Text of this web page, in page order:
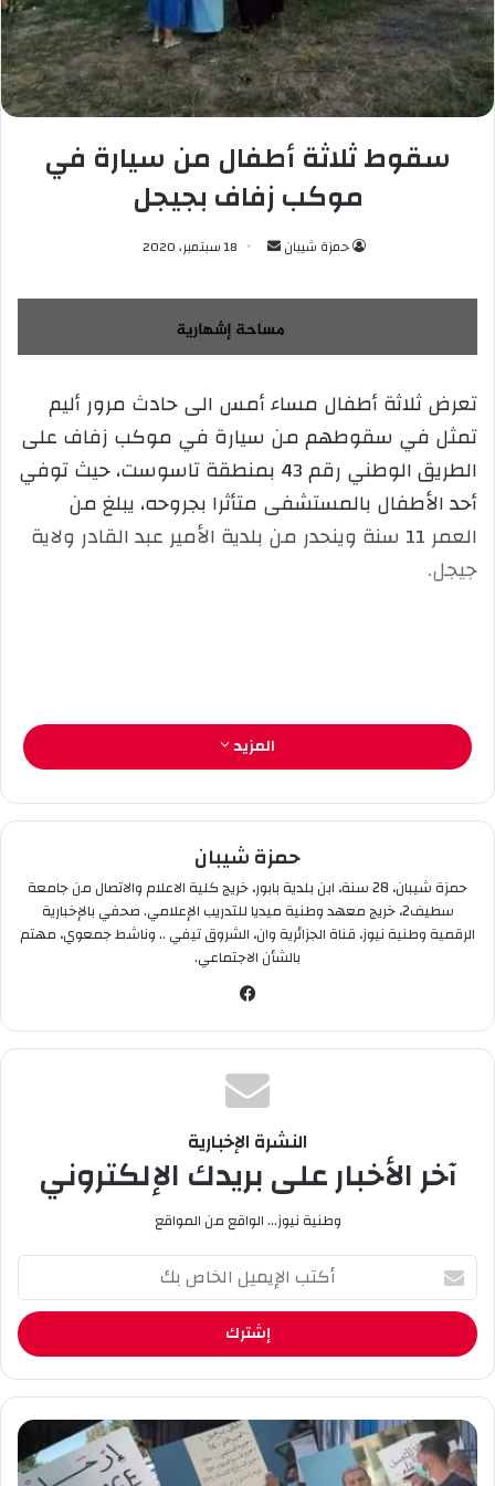
سقوط ثلاثة أطفال من سيارة في
موكب زفاف بجيجل
حمزة شيبان
س
ل
ب
ي
د
ل
ك
18 سبتمبر، 2020
تعرض ثلاثة أطفال مساء أمس الى حادث مرور أليم
تمثل في سقوطهم من سيارة في موكب زفاف على
الطريق الوطني رقم 43 بمنطقة تاسوست، حيث توفي
أحد الأطفال بالمستشفى متأثرا بجروحه، يبلغ من
العمر 11 سنة وينحدر من بلدية الأمير عبد القادر ولاية
جيجل.
المزيد
حمزة شيبان
حمزة شيبان، 28 سنة، ابن بلدية بابور، خريج كلية الاعلام والاتصال من جامعة
سطيف2، خريج معهد وطنية ميديا للتدريب الإعلامي. صحفي بالإخبارية
الرقمية وطنية نيوز، قناة الجزائرية وان، الشروق تيفي .. وناشط جمعوي، مهتم
بالشأن الاجتماعي.
وك
النشرة الإخبارية
آخر الأخبار على بريدك الإلكتروني
وطنية نيوز... الواقع من المواقع
أ
ت
ب
ل
إ
ي
م
ي
ع
م
ا